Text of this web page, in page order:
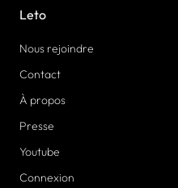
Leto
Nous rejoindre
Contact
À propos
Presse
Youtube
Connexion